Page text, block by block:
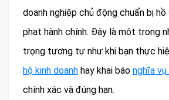
doanh nghiệp chủ động chuẩn bị
phạt hành chính. Đây là một trong
trọng tương tự như khi bạn thực
hộ kinh doanh hay khai báo nghĩa
chính xác và đúng hạn.